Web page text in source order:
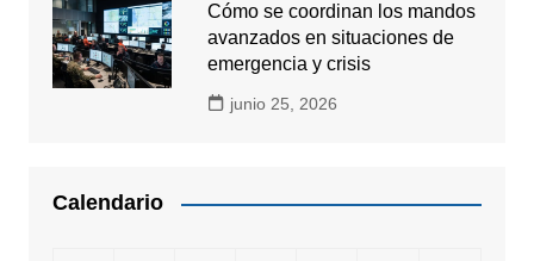
Cómo se coordinan los mandos
avanzados en situaciones de
emergencia y crisis
junio 25, 2026
Calendario